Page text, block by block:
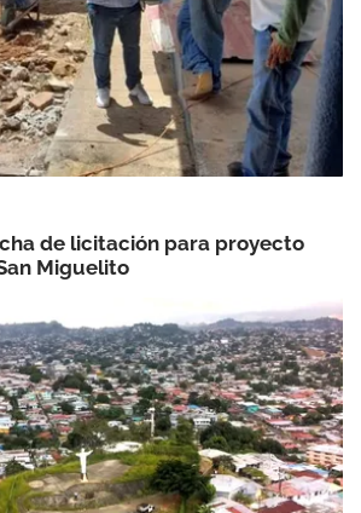
de licitación para proyecto
Miguelito